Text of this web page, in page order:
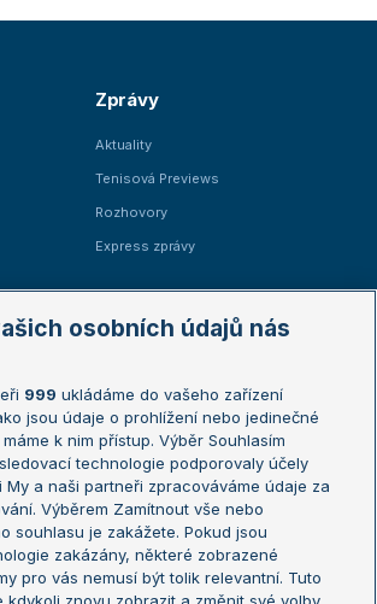
Zprávy
Aktuality
Tenisová Previews
Rozhovory
Express zprávy
Australian Open
French Open
Wimbledon
US Open
Turnaj mistrů
Turnaj mistryň
osobních údajů nás
999 ukládáme do vašeho zařízení
jsou údaje o prohlížení nebo jedinečné
k nim přístup. Výběr Souhlasím
technologie podporovaly účely
My a naši partneři zpracováváme údaje za
Výběrem Zamítnout vše nebo
souhlasu je zakážete. Pokud jsou
zakázány, některé zobrazené
pro vás nemusí být tolik relevantní. Tuto